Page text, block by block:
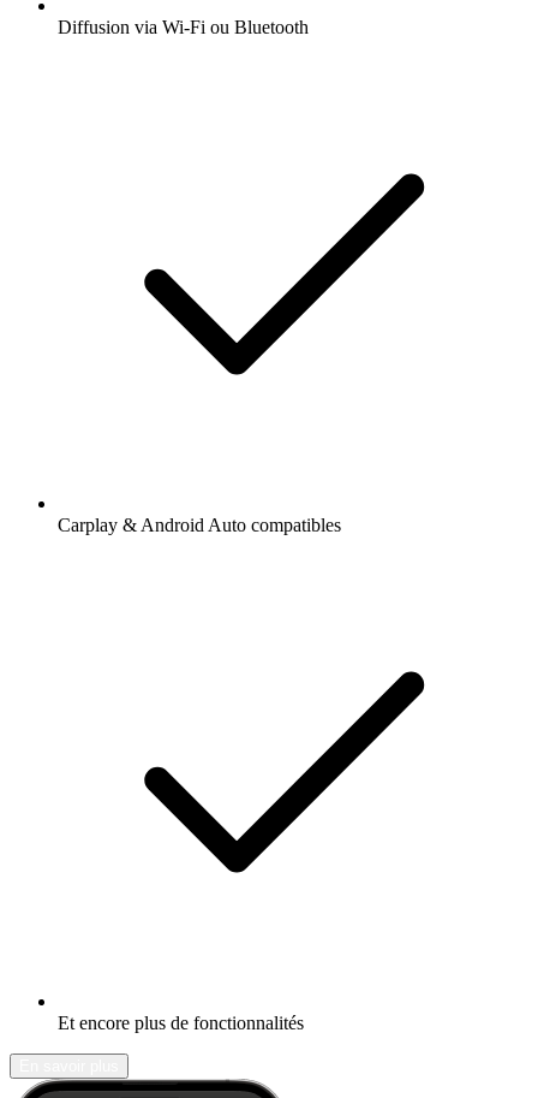
Diffusion via Wi-Fi ou Bluetooth
Carplay & Android Auto compatibles
Et encore plus de fonctionnalités